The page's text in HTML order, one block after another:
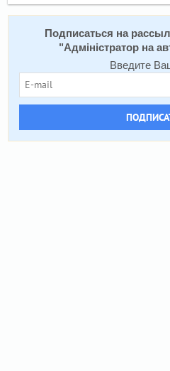
Подписаться на
"Адміністратор на
Введите